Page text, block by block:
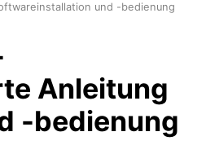
und -bedienung
Anleitung
-bedienung